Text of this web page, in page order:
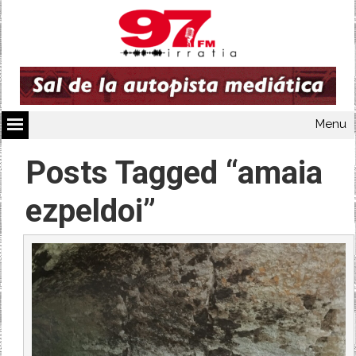
Menu
Posts Tagged “amaia
ezpeldoi”